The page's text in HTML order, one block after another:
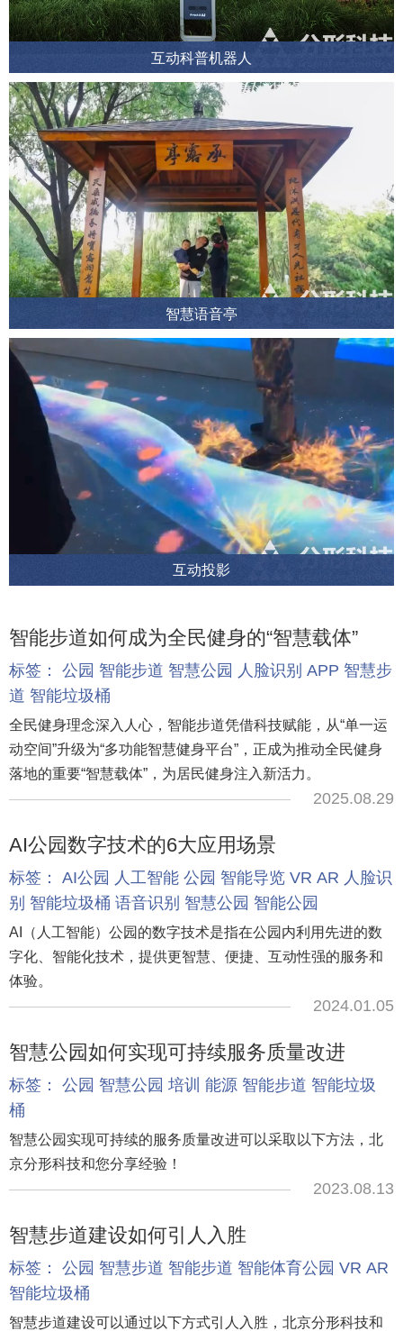
互动科普机器人
智慧语音亭
互动投影
智能步道如何成为全民健身的“智慧载体”
标签： 公园 智能步道 智慧公园 人脸识别 APP 智慧步
道 智能垃圾桶
全民健身理念深入人心，智能步道凭借科技赋能，从“单一运
动空间”升级为“多功能智慧健身平台”，正成为推动全民健身
落地的重要“智慧载体”，为居民健身注入新活力。
2025.08.29
AI公园数字技术的6大应用场景
标签： AI公园 人工智能 公园 智能导览 VR AR 人脸识
别 智能垃圾桶 语音识别 智慧公园 智能公园
AI（人工智能）公园的数字技术是指在公园内利用先进的数
字化、智能化技术，提供更智慧、便捷、互动性强的服务和
体验。
2024.01.05
智慧公园如何实现可持续服务质量改进
标签： 公园 智慧公园 培训 能源 智能步道 智能垃圾
桶
智慧公园实现可持续的服务质量改进可以采取以下方法，北
京分形科技和您分享经验！
2023.08.13
智慧步道建设如何引人入胜
标签： 公园 智慧步道 智能步道 智能体育公园 VR AR
智能垃圾桶
智慧步道建设可以通过以下方式引人入胜，北京分形科技和